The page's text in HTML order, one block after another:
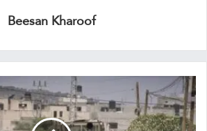
Beesan Kharoof